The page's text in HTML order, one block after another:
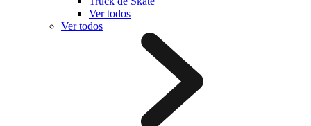
Ver todos
Ver todos